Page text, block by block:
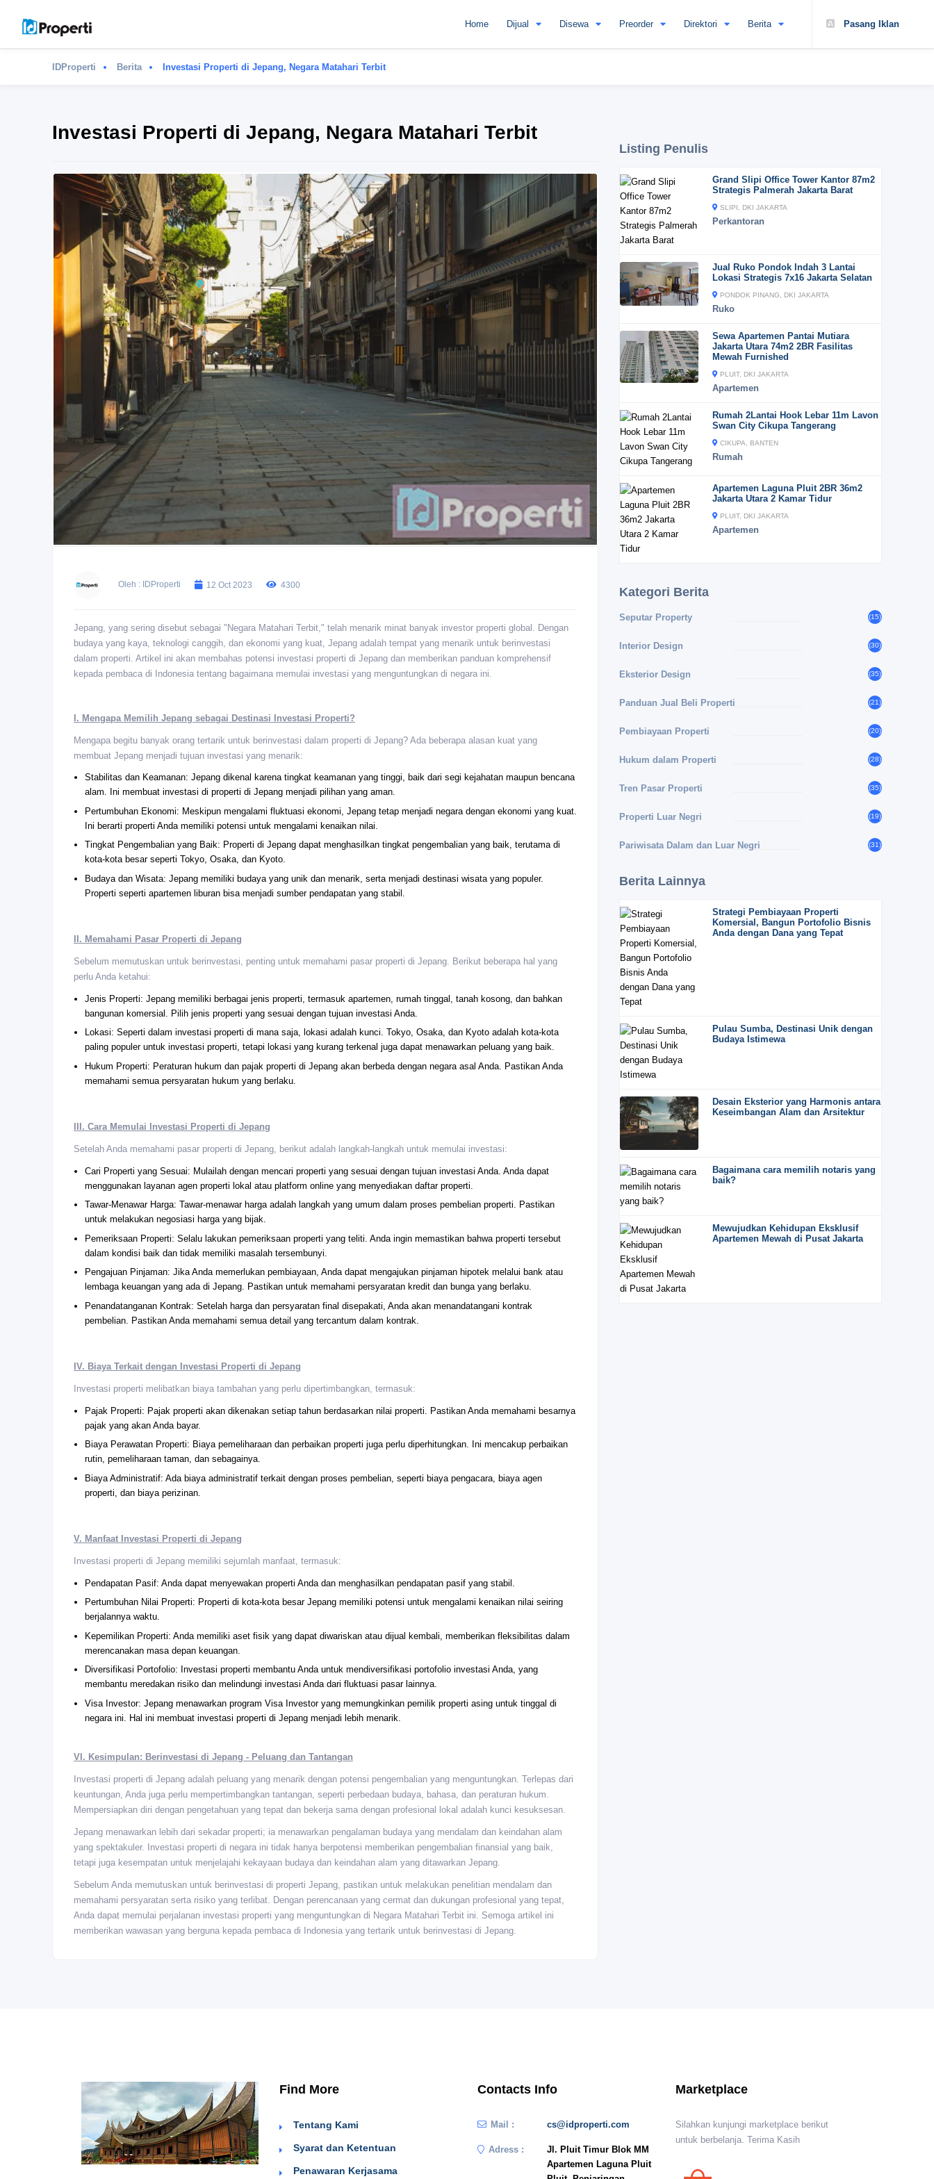
Pasang Iklan
Home Dijual Disewa Preorder Direktori Berita
IDProperti Berita Investasi Properti di Jepang, Negara Matahari Terbit
Investasi Properti di Jepang, Negara Matahari Terbit
Oleh : IDProperti 12 Oct 2023 4300
Jepang, yang sering disebut sebagai "Negara Matahari Terbit," telah menarik minat banyak investor properti global. Dengan
budaya yang kaya, teknologi canggih, dan ekonomi yang kuat, Jepang adalah tempat yang menarik untuk berinvestasi
dalam properti. Artikel ini akan membahas potensi investasi properti di Jepang dan memberikan panduan komprehensif
kepada pembaca di Indonesia tentang bagaimana memulai investasi yang menguntungkan di negara ini.
I. Mengapa Memilih Jepang sebagai Destinasi Investasi Properti?
Mengapa begitu banyak orang tertarik untuk berinvestasi dalam properti di Jepang? Ada beberapa alasan kuat yang
membuat Jepang menjadi tujuan investasi yang menarik:
Stabilitas dan Keamanan: Jepang dikenal karena tingkat keamanan yang tinggi, baik dari segi kejahatan maupun bencana
alam. Ini membuat investasi di properti di Jepang menjadi pilihan yang aman.
Pertumbuhan Ekonomi: Meskipun mengalami fluktuasi ekonomi, Jepang tetap menjadi negara dengan ekonomi yang kuat.
Ini berarti properti Anda memiliki potensi untuk mengalami kenaikan nilai.
Tingkat Pengembalian yang Baik: Properti di Jepang dapat menghasilkan tingkat pengembalian yang baik, terutama di
kota-kota besar seperti Tokyo, Osaka, dan Kyoto.
Budaya dan Wisata: Jepang memiliki budaya yang unik dan menarik, serta menjadi destinasi wisata yang populer.
Properti seperti apartemen liburan bisa menjadi sumber pendapatan yang stabil.
II. Memahami Pasar Properti di Jepang
Sebelum memutuskan untuk berinvestasi, penting untuk memahami pasar properti di Jepang. Berikut beberapa hal yang
perlu Anda ketahui:
Jenis Properti: Jepang memiliki berbagai jenis properti, termasuk apartemen, rumah tinggal, tanah kosong, dan bahkan
bangunan komersial. Pilih jenis properti yang sesuai dengan tujuan investasi Anda.
Lokasi: Seperti dalam investasi properti di mana saja, lokasi adalah kunci. Tokyo, Osaka, dan Kyoto adalah kota-kota
paling populer untuk investasi properti, tetapi lokasi yang kurang terkenal juga dapat menawarkan peluang yang baik.
Hukum Properti: Peraturan hukum dan pajak properti di Jepang akan berbeda dengan negara asal Anda. Pastikan Anda
memahami semua persyaratan hukum yang berlaku.
III. Cara Memulai Investasi Properti di Jepang
Setelah Anda memahami pasar properti di Jepang, berikut adalah langkah-langkah untuk memulai investasi:
Cari Properti yang Sesuai: Mulailah dengan mencari properti yang sesuai dengan tujuan investasi Anda. Anda dapat
menggunakan layanan agen properti lokal atau platform online yang menyediakan daftar properti.
Tawar-Menawar Harga: Tawar-menawar harga adalah langkah yang umum dalam proses pembelian properti. Pastikan
untuk melakukan negosiasi harga yang bijak.
Pemeriksaan Properti: Selalu lakukan pemeriksaan properti yang teliti. Anda ingin memastikan bahwa properti tersebut
dalam kondisi baik dan tidak memiliki masalah tersembunyi.
Pengajuan Pinjaman: Jika Anda memerlukan pembiayaan, Anda dapat mengajukan pinjaman hipotek melalui bank atau
lembaga keuangan yang ada di Jepang. Pastikan untuk memahami persyaratan kredit dan bunga yang berlaku.
Penandatanganan Kontrak: Setelah harga dan persyaratan final disepakati, Anda akan menandatangani kontrak
pembelian. Pastikan Anda memahami semua detail yang tercantum dalam kontrak.
IV. Biaya Terkait dengan Investasi Properti di Jepang
Investasi properti melibatkan biaya tambahan yang perlu dipertimbangkan, termasuk:
Pajak Properti: Pajak properti akan dikenakan setiap tahun berdasarkan nilai properti. Pastikan Anda memahami besarnya
pajak yang akan Anda bayar.
Biaya Perawatan Properti: Biaya pemeliharaan dan perbaikan properti juga perlu diperhitungkan. Ini mencakup perbaikan
rutin, pemeliharaan taman, dan sebagainya.
Biaya Administratif: Ada biaya administratif terkait dengan proses pembelian, seperti biaya pengacara, biaya agen
properti, dan biaya perizinan.
V. Manfaat Investasi Properti di Jepang
Investasi properti di Jepang memiliki sejumlah manfaat, termasuk:
Pendapatan Pasif: Anda dapat menyewakan properti Anda dan menghasilkan pendapatan pasif yang stabil.
Pertumbuhan Nilai Properti: Properti di kota-kota besar Jepang memiliki potensi untuk mengalami kenaikan nilai seiring
berjalannya waktu.
Kepemilikan Properti: Anda memiliki aset fisik yang dapat diwariskan atau dijual kembali, memberikan fleksibilitas dalam
merencanakan masa depan keuangan.
Diversifikasi Portofolio: Investasi properti membantu Anda untuk mendiversifikasi portofolio investasi Anda, yang
membantu meredakan risiko dan melindungi investasi Anda dari fluktuasi pasar lainnya.
Visa Investor: Jepang menawarkan program Visa Investor yang memungkinkan pemilik properti asing untuk tinggal di
negara ini. Hal ini membuat investasi properti di Jepang menjadi lebih menarik.
VI. Kesimpulan: Berinvestasi di Jepang - Peluang dan Tantangan
Investasi properti di Jepang adalah peluang yang menarik dengan potensi pengembalian yang menguntungkan. Terlepas dari
keuntungan, Anda juga perlu mempertimbangkan tantangan, seperti perbedaan budaya, bahasa, dan peraturan hukum.
Mempersiapkan diri dengan pengetahuan yang tepat dan bekerja sama dengan profesional lokal adalah kunci kesuksesan.
Jepang menawarkan lebih dari sekadar properti; ia menawarkan pengalaman budaya yang mendalam dan keindahan alam
yang spektakuler. Investasi properti di negara ini tidak hanya berpotensi memberikan pengembalian finansial yang baik,
tetapi juga kesempatan untuk menjelajahi kekayaan budaya dan keindahan alam yang ditawarkan Jepang.
Sebelum Anda memutuskan untuk berinvestasi di properti Jepang, pastikan untuk melakukan penelitian mendalam dan
memahami persyaratan serta risiko yang terlibat. Dengan perencanaan yang cermat dan dukungan profesional yang tepat,
Anda dapat memulai perjalanan investasi properti yang menguntungkan di Negara Matahari Terbit ini. Semoga artikel ini
memberikan wawasan yang berguna kepada pembaca di Indonesia yang tertarik untuk berinvestasi di Jepang.
Listing Penulis
Grand Slipi Office Tower Kantor 87m2
Strategis Palmerah Jakarta Barat
SLIPI, DKI JAKARTA
Perkantoran
Jual Ruko Pondok Indah 3 Lantai
Lokasi Strategis 7x16 Jakarta Selatan
PONDOK PINANG, DKI JAKARTA
Ruko
Sewa Apartemen Pantai Mutiara
Jakarta Utara 74m2 2BR Fasilitas
Mewah Furnished
PLUIT, DKI JAKARTA
Apartemen
Rumah 2Lantai Hook Lebar 11m Lavon
Swan City Cikupa Tangerang
CIKUPA, BANTEN
Rumah
Apartemen Laguna Pluit 2BR 36m2
Jakarta Utara 2 Kamar Tidur
PLUIT, DKI JAKARTA
Apartemen
Kategori Berita
Seputar Property (15)
Interior Design (30)
Eksterior Design (35)
Panduan Jual Beli Properti (21)
Pembiayaan Properti (20)
Hukum dalam Properti (28)
Tren Pasar Properti (35)
Properti Luar Negri (19)
Pariwisata Dalam dan Luar Negri (31)
Berita Lainnya
Strategi Pembiayaan Properti
Komersial, Bangun Portofolio Bisnis
Anda dengan Dana yang Tepat
Pulau Sumba, Destinasi Unik dengan
Budaya Istimewa
Desain Eksterior yang Harmonis antara
Keseimbangan Alam dan Arsitektur
Bagaimana cara memilih notaris yang
baik?
Mewujudkan Kehidupan Eksklusif
Apartemen Mewah di Pusat Jakarta
Find More
Tentang Kami
Syarat dan Ketentuan
Penawaran Kerjasama
Contacts Info
Mail : cs@idproperti.com
Adress :
Jl. Pluit Timur Blok MM
Apartemen Laguna Pluit
Marketplace
Silahkan kunjungi marketplace berikut
untuk berbelanja. Terima Kasih